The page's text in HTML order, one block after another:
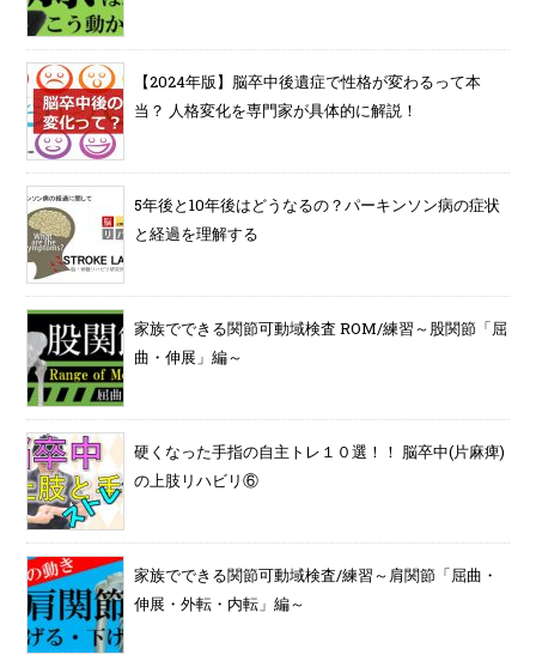
【2024年版】脳卒中後遺症で性格が変わるって本
当？ 人格変化を専門家が具体的に解説！
5年後と10年後はどうなるの？パーキンソン病の症状
と経過を理解する
家族でできる関節可動域検査 ROM/練習～股関節「屈
曲・伸展」編～
硬くなった手指の自主トレ１０選！！ 脳卒中(片麻痺)
の上肢リハビリ⑥
家族でできる関節可動域検査/練習～肩関節「屈曲・
伸展・外転・内転」編～